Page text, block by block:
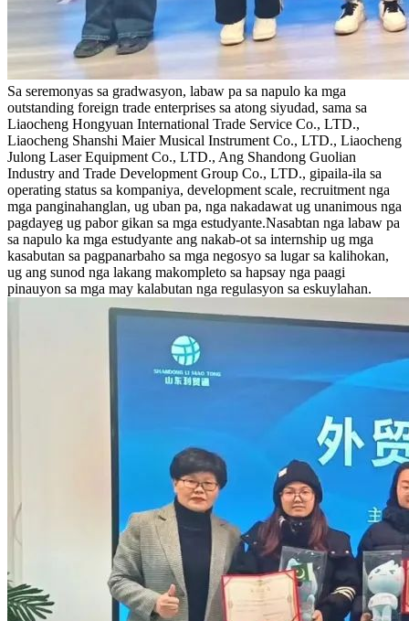
Sa seremonyas sa gradwasyon, labaw pa sa napulo ka mga
outstanding foreign trade enterprises sa atong siyudad, sama sa
Liaocheng Hongyuan International Trade Service Co., LTD.,
Liaocheng Shanshi Maier Musical Instrument Co., LTD., Liaocheng
Julong Laser Equipment Co., LTD., Ang Shandong Guolian
Industry and Trade Development Group Co., LTD., gipaila-ila sa
operating status sa kompaniya, development scale, recruitment nga
mga panginahanglan, ug uban pa, nga nakadawat ug unanimous nga
pagdayeg ug pabor gikan sa mga estudyante.Nasabtan nga labaw pa
sa napulo ka mga estudyante ang nakab-ot sa internship ug mga
kasabutan sa pagpanarbaho sa mga negosyo sa lugar sa kalihokan,
ug ang sunod nga lakang makompleto sa hapsay nga paagi
pinauyon sa mga may kalabutan nga regulasyon sa eskuylahan.